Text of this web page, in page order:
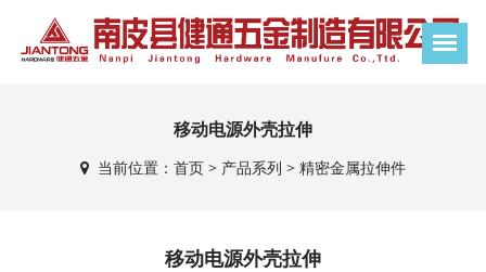
移动电源外壳拉伸
当前位置： 首页> 产品系列 > 精密金属拉伸件
移动电源外壳拉伸